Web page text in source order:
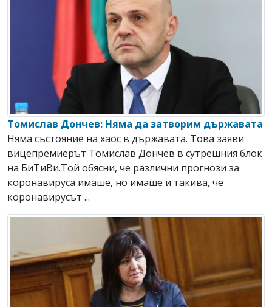
Томислав Дончев: Няма да затворим държавата
Няма състояние на хаос в държавата. Toва заяви
вицепремиерът Томислав Дончев в сутрешния блок
на БиТиВи.Той обясни, че различни прогнози за
коронавируса имаше, но имаше и такива, че
коронавирусът ...